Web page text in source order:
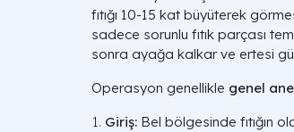
fıtığı 10-15 kat büyüterek
sadece sorunlu fıtık parçası
sonra ayağa kalkar ve ertesi
Operasyon genellikle genel
Giriş: Bel bölgesinde fıtığın